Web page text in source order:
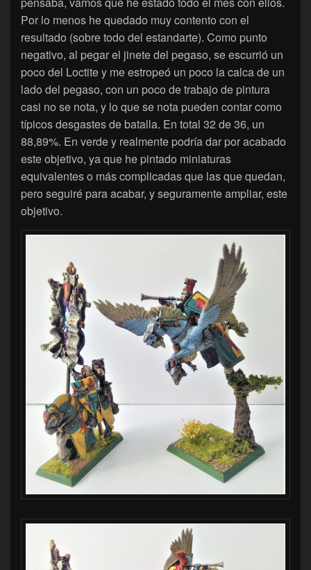
Por lo menos he quedado muy contento con el
resultado (sobre todo del estandarte). Como punto
negativo, al pegar el jinete del pegaso, se escurrió un
poco del Loctite y me estropeó un poco la calca de un
lado del pegaso, con un poco de trabajo de pintura
casi no se nota, y lo que se nota pueden contar como
típicos desgastes de batalla. En total 32 de 36, un
88,89%. En verde y realmente podría dar por acabado
este objetivo, ya que he pintado miniaturas
equivalentes o más complicadas que las que quedan,
pero seguiré para acabar, y seguramente ampliar, este
objetivo.